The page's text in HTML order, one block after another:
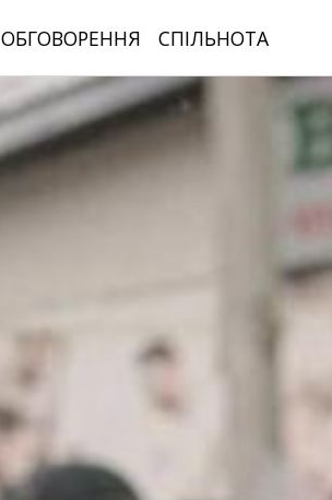
ОБГОВОРЕННЯ СПІЛЬНОТА